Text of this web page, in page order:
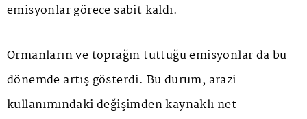
emisyonlar görece sabit kaldı.
Ormanların ve toprağın tuttuğu emisyonlar da bu
dönemde artış gösterdi. Bu durum, arazi
kullanımındaki değişimden kaynaklı net